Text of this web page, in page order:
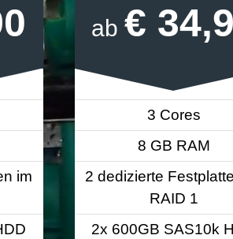
im
ab €
3 Cores
8 GB RAM
2 dedizierte
RAID 1
2x 600GB SAS10k